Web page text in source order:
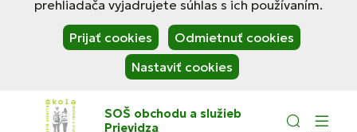
prehliadača vyjadrujete súhlas s ich používaním.
Prijať cookies
Odmietnuť cookies
Nastaviť cookies
SOŠ obchodu a služieb
Prievidza